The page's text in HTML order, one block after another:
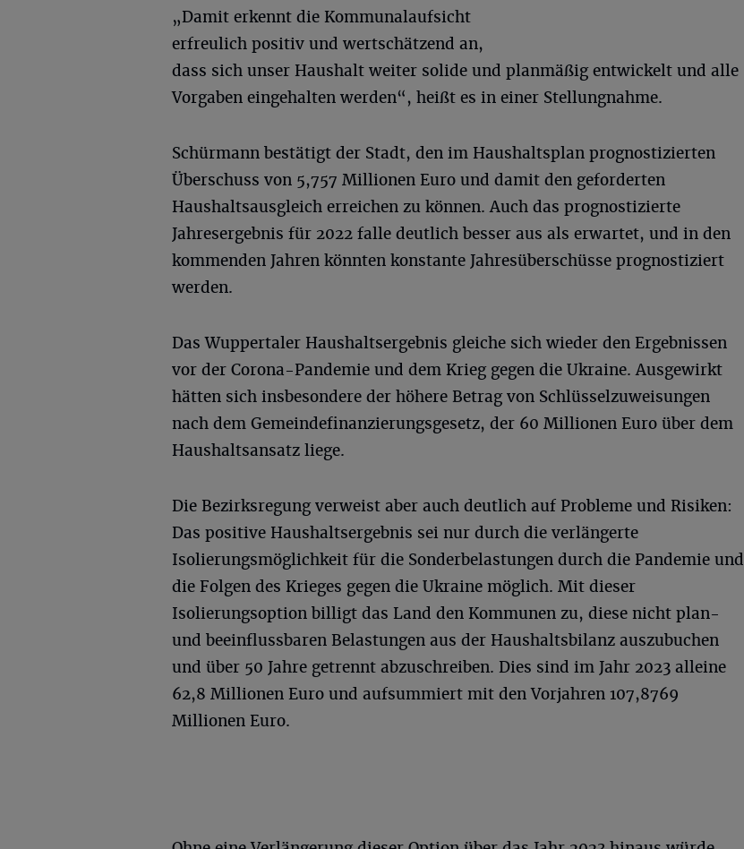
„Damit erkennt die Kommunalaufsicht
erfreulich positiv und wertschätzend an,
dass sich unser Haushalt weiter solide und planmäßig entwickelt und alle
Vorgaben eingehalten werden“, heißt es in einer Stellungnahme.
Schürmann bestätigt der Stadt, den im Haushaltsplan prognostizierten
Überschuss von 5,757 Millionen Euro und damit den geforderten
Haushaltsausgleich erreichen zu können. Auch das prognostizierte
Jahresergebnis für 2022 falle deutlich besser aus als erwartet, und in den
kommenden Jahren könnten konstante Jahresüberschüsse prognostiziert
werden.
Das Wuppertaler Haushaltsergebnis gleiche sich wieder den Ergebnissen
vor der Corona-Pandemie und dem Krieg gegen die Ukraine. Ausgewirkt
hätten sich insbesondere der höhere Betrag von Schlüsselzuweisungen
nach dem Gemeindefinanzierungsgesetz, der 60 Millionen Euro über dem
Haushaltsansatz liege.
Die Bezirksregung verweist aber auch deutlich auf Probleme und Risiken:
Das positive Haushaltsergebnis sei nur durch die verlängerte
Isolierungsmöglichkeit für die Sonderbelastungen durch die Pandemie und
die Folgen des Krieges gegen die Ukraine möglich. Mit dieser
Isolierungsoption billigt das Land den Kommunen zu, diese nicht plan-
und beeinflussbaren Belastungen aus der Haushaltsbilanz auszubuchen
und über 50 Jahre getrennt abzuschreiben. Dies sind im Jahr 2023 alleine
62,8 Millionen Euro und aufsummiert mit den Vorjahren 107,8769
Millionen Euro.